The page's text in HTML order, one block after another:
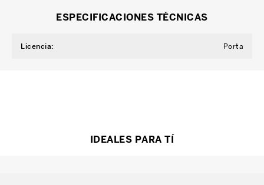
ESPECIFICACIONES TÉCNICAS
Licencia: Porta
IDEALES PARA TÍ